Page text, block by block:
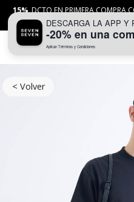
15% DCTO EN PRIMERA COMPRA
< Volver
DESCARGA LA APP Y
-20% en una
Aplican Términos y Condiciones